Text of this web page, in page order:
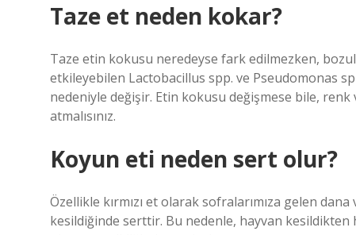
Taze et neden kokar?
Taze etin kokusu neredeyse fark edilmezken,
etkileyebilen Lactobacillus spp. ve Pseudomonas
nedeniyle değişir. Etin kokusu değişmese bile,
atmalısınız.
Koyun eti neden sert olur?
Özellikle kırmızı et olarak sofralarımıza gelen
kesildiğinde serttir. Bu nedenle, hayvan